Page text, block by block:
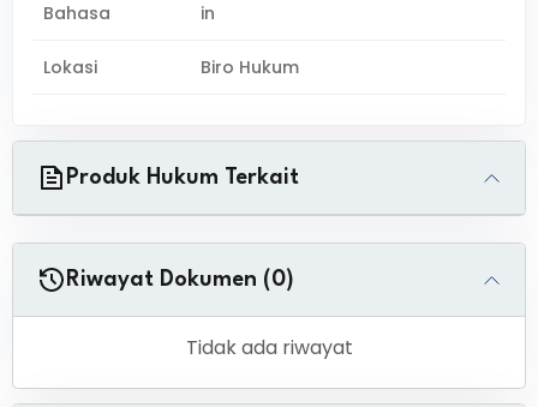
Bahasa in
Lokasi Biro Hukum
Produk Hukum Terkait
Riwayat Dokumen (0)
Tidak ada riwayat